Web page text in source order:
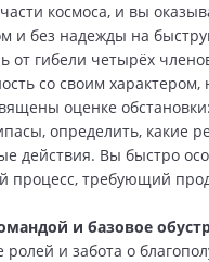
космоса, и вы
и без надежды на
от гибели четырёх
со своим
оценке
определить, какие
действия. Вы быстро
процесс, требующий
и базовое
ролей и забота о